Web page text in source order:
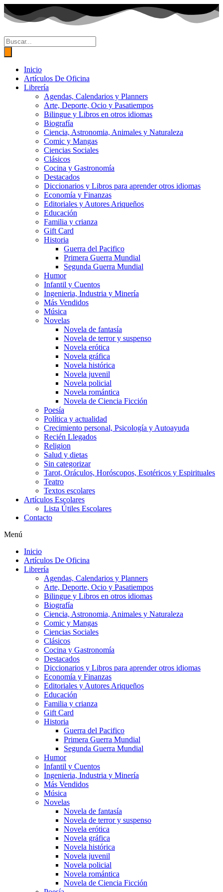
Ir
al
contenido
Búsqueda
de
productos
Inicio
Artículos De Oficina
Librería
Agendas, Calendarios y Planners
Arte, Deporte, Ocio y Pasatiempos
Bilingue y Libros en otros idiomas
Biografía
Ciencia, Astronomia, Animales y Naturaleza
Comic y Mangas
Ciencias Sociales
Clásicos
Cocina y Gastronomía
Destacados
Diccionarios y Libros para aprender otros idiomas
Economía y Finanzas
Editoriales y Autores Ariqueños
Educación
Familia y crianza
Gift Card
Historia
Guerra del Pacifico
Primera Guerra Mundial
Segunda Guerra Mundial
Humor
Infantil y Cuentos
Ingenieria, Industria y Minería
Más Vendidos
Música
Novelas
Novela de fantasía
Novela de terror y suspenso
Novela erótica
Novela gráfica
Novela histórica
Novela juvenil
Novela policial
Novela romántica
Novela de Ciencia Ficción
Poesía
Política y actualidad
Crecimiento personal, Psicología y Autoayuda
Recién Llegados
Religion
Salud y dietas
Sin categorizar
Tarot, Oráculos, Horóscopos, Esotéricos y Espirituales
Teatro
Textos escolares
Artículos Escolares
Lista Útiles Escolares
Contacto
Menú
Inicio
Artículos De Oficina
Librería
Agendas, Calendarios y Planners
Arte, Deporte, Ocio y Pasatiempos
Bilingue y Libros en otros idiomas
Biografía
Ciencia, Astronomia, Animales y Naturaleza
Comic y Mangas
Ciencias Sociales
Clásicos
Cocina y Gastronomía
Destacados
Diccionarios y Libros para aprender otros idiomas
Economía y Finanzas
Editoriales y Autores Ariqueños
Educación
Familia y crianza
Gift Card
Historia
Guerra del Pacifico
Primera Guerra Mundial
Segunda Guerra Mundial
Humor
Infantil y Cuentos
Ingenieria, Industria y Minería
Más Vendidos
Música
Novelas
Novela de fantasía
Novela de terror y suspenso
Novela erótica
Novela gráfica
Novela histórica
Novela juvenil
Novela policial
Novela romántica
Novela de Ciencia Ficción